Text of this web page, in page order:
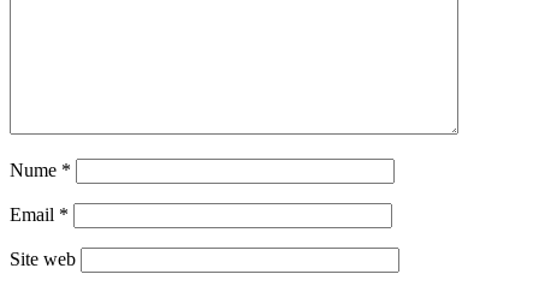
Nume *
Email *
Site web